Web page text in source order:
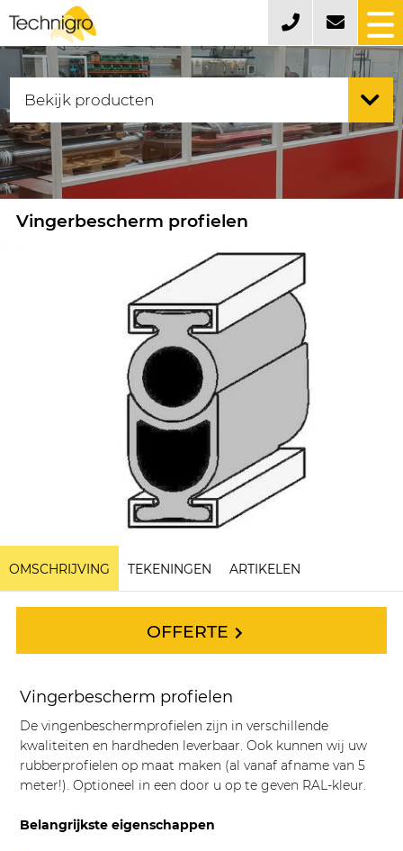
Vingerbescherm profielen
OMSCHRIJVING TEKENINGEN ARTIKELEN
OFFERTE
Vingerbescherm profielen
De vingenbeschermprofielen zijn in verschillende
kwaliteiten en hardheden leverbaar. Ook kunnen wij uw
rubberprofielen op maat maken (al vanaf afname van 5
meter!). Optioneel in een door u op te geven RAL-kleur.
Belangrijkste eigenschappen